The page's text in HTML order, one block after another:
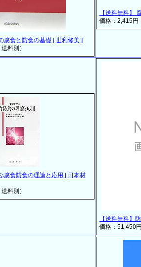
腐食と防食の基礎 [ 世利修美 ]
料別）
【送料無料】
価格：2,415円
腐食防食の理論と応用 [ 日本材
料別）
【送料無料】
価格：51,450